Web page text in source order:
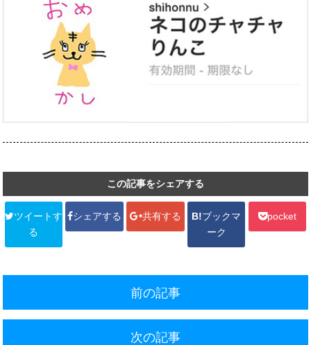
この記事をシェアする
ツイートす
る
シェアする 共有する B!ブックマ
ーク
pocket
前の記事
次の記事